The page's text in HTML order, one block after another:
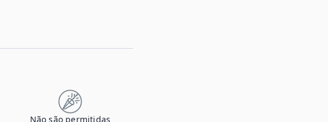
Não são permitidas